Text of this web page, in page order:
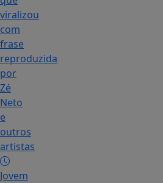
viralizou
com
frase
reproduzida
por
Zé
Neto
e
outros
artistas
Jovem